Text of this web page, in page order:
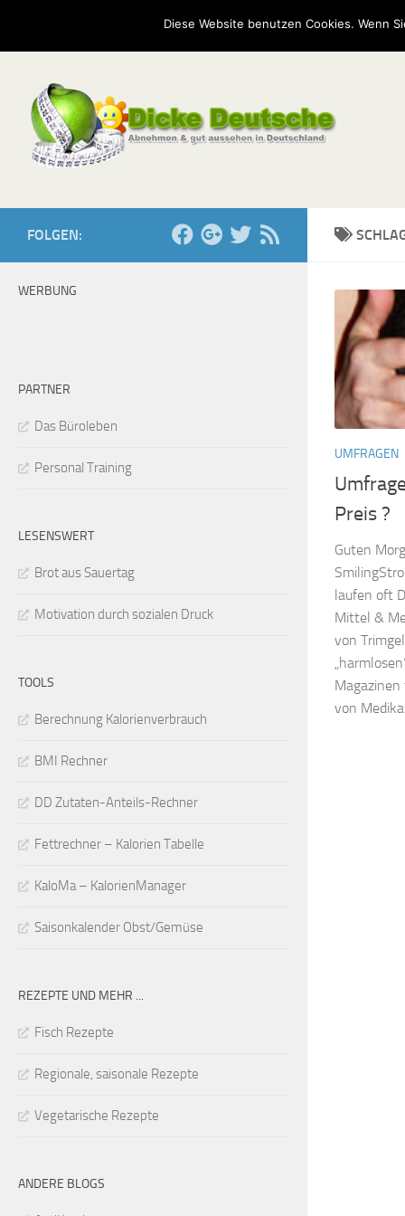
Kontakt Serien Umfragen
UMFRAGEN
Preis ?
Guten
laufen oft
Mittel &
von
von
FOLGEN:
WERBUNG
PARTNER
Das Büroleben
Personal Training
LESENSWERT
Brot aus Sauertag
Motivation durch sozialen Druck
TOOLS
Berechnung Kalorienverbrauch
BMI Rechner
DD Zutaten-Anteils-Rechner
Fettrechner – Kalorien Tabelle
KaloMa – KalorienManager
Saisonkalender Obst/Gemüse
REZEPTE UND MEHR ...
Fisch Rezepte
Regionale, saisonale Rezepte
Vegetarische Rezepte
ANDERE BLOGS
Diese Website benutzen Cookies. Wenn